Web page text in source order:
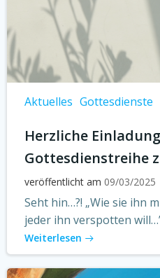
Aktuelles Gottesdienste
Herzliche
Gottesdienstreihe
veröffentlicht am 09/03/2025
Seht hin…?! „Wie sie ihn
jeder ihn verspotten
Weiterlesen